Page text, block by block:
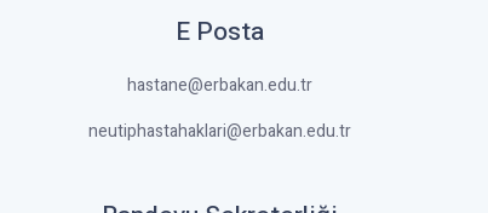
E Posta
hastane@erbakan.edu.tr
neutiphastahaklari@erbakan.edu.tr